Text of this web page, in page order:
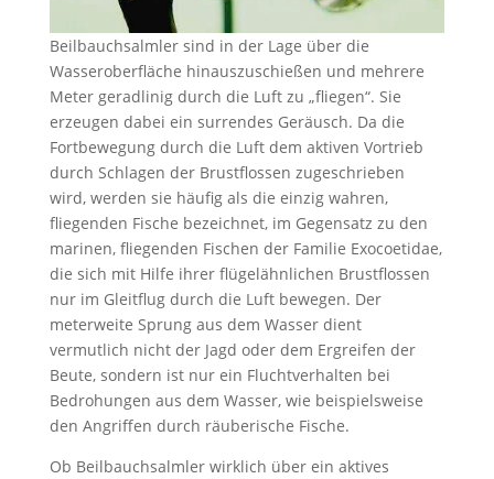
Beilbauchsalmler sind in der Lage über die
Wasseroberfläche hinauszuschießen und mehrere
Meter geradlinig durch die Luft zu „fliegen“. Sie
erzeugen dabei ein surrendes Geräusch. Da die
Fortbewegung durch die Luft dem aktiven Vortrieb
durch Schlagen der Brustflossen zugeschrieben
wird, werden sie häufig als die einzig wahren,
fliegenden Fische bezeichnet, im Gegensatz zu den
marinen, fliegenden Fischen der Familie Exocoetidae,
die sich mit Hilfe ihrer flügelähnlichen Brustflossen
nur im Gleitflug durch die Luft bewegen. Der
meterweite Sprung aus dem Wasser dient
vermutlich nicht der Jagd oder dem Ergreifen der
Beute, sondern ist nur ein Fluchtverhalten bei
Bedrohungen aus dem Wasser, wie beispielsweise
den Angriffen durch räuberische Fische.
Ob Beilbauchsalmler wirklich über ein aktives